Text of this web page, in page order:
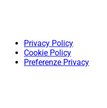
Privacy Policy
Cookie Policy
Preferenze Privacy